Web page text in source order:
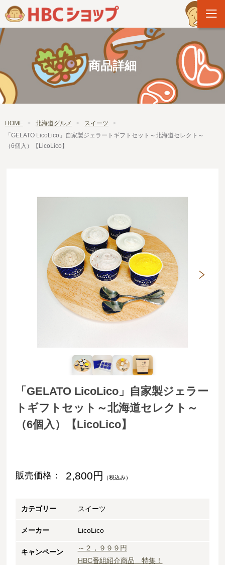
商品詳細
HOME 北海道グルメ
スイーツ
「GELATO LicoLico」自家製ジェラートギフトセット～北海道セレクト～
（6個入）【LicoLico】
「GELATO LicoLico」自家製ジェラー
トギフトセット～北海道セレクト～
（6個入）【LicoLico】
販売価格： 2,800円 （税込み）
カテゴリー スイーツ
メーカー LicoLico
キャンペーン
～２，９９９円
HBC番組紹介商品 特集！